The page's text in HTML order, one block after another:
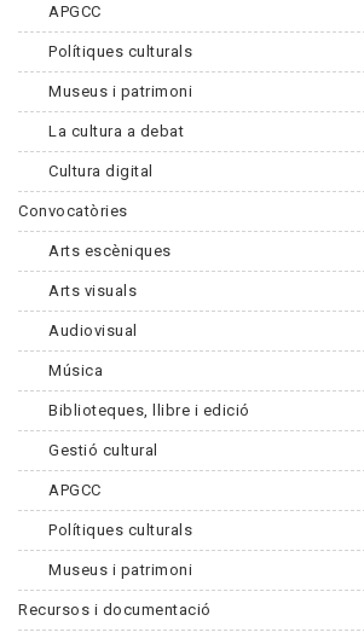
APGCC
Polítiques culturals
Museus i patrimoni
La cultura a debat
Cultura digital
Convocatòries
Arts escèniques
Arts visuals
Audiovisual
Música
Biblioteques, llibre i edició
Gestió cultural
APGCC
Polítiques culturals
Museus i patrimoni
Recursos i documentació